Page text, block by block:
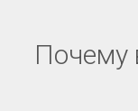
Почему